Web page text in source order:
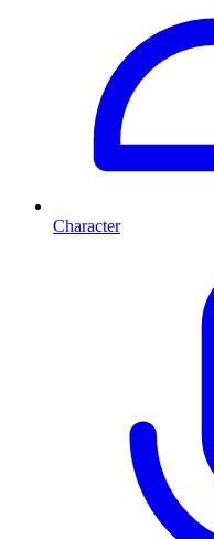
Character